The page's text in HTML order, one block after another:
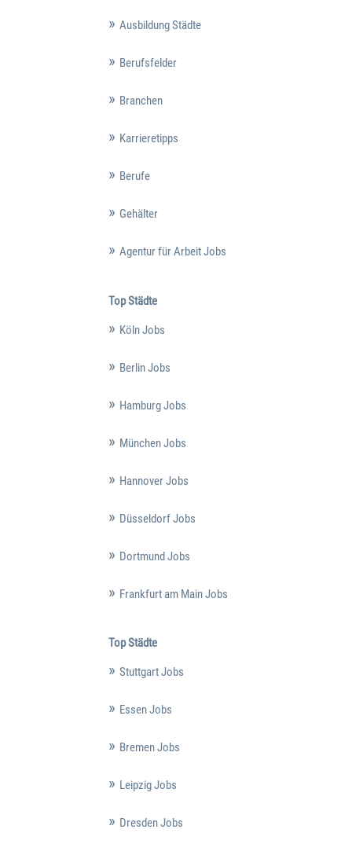
Ausbildung Städte
Berufsfelder
Branchen
Karrieretipps
Berufe
Gehälter
Agentur für Arbeit Jobs
Top Städte
Köln Jobs
Berlin Jobs
Hamburg Jobs
München Jobs
Hannover Jobs
Düsseldorf Jobs
Dortmund Jobs
Frankfurt am Main Jobs
Top Städte
Stuttgart Jobs
Essen Jobs
Bremen Jobs
Leipzig Jobs
Dresden Jobs